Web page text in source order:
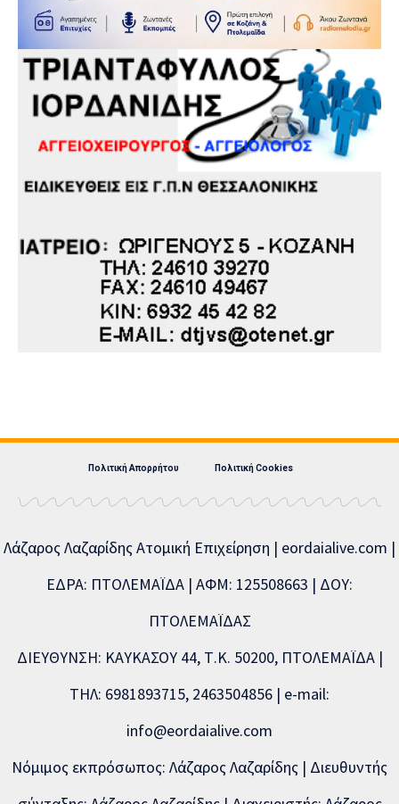
Πολιτική Απορρήτου Πολιτική Cookies
Λάζαρος Λαζαρίδης Ατομική Επιχείρηση | eordaialive.com |
ΕΔΡΑ: ΠΤΟΛΕΜΑΪΔΑ | ΑΦΜ: 125508663 | ΔΟΥ:
ΠΤΟΛΕΜΑΪΔΑΣ
ΔΙΕΥΘΥΝΣΗ: ΚΑΥΚΑΣΟΥ 44, Τ.Κ. 50200, ΠΤΟΛΕΜΑΪΔΑ |
ΤΗΛ: 6981893715, 2463504856 | e-mail:
info@eordaialive.com
Νόμιμος εκπρόσωπος: Λάζαρος Λαζαρίδης | Διευθυντής